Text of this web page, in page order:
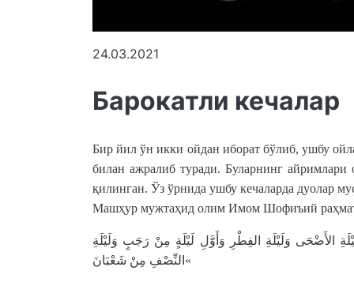
24.03.2021
Барокатли кечалар
Бир йил ўн икки ойдан иборат бўлиб, ушбу
билан ажралиб туради. Буларнинг айримлари
қилинган. Ўз ўрнида ушбу кечаларда дуолар
Машҳур мужтаҳид олим Имом Шофиъий
الأَضْحَى وَلَيْلَةِ الفِطْرِ وَأَوَّلِ لَيْلَةٍ مِنْ رَجَبٍ وَلَيْلَةِ
النِّصْفِ مِنْ شَعْبَانَ«